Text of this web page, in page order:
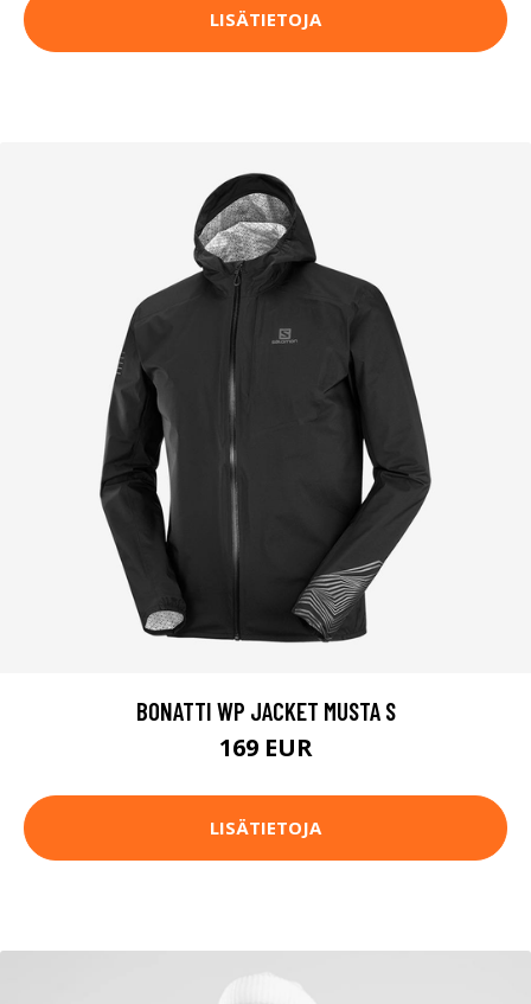
LISÄTIETOJA
BONATTI WP JACKET MUSTA S
169 EUR
LISÄTIETOJA